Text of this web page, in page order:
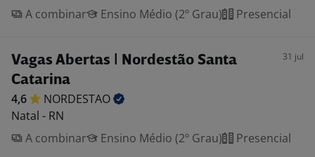
A combinar
Ensino Médio (2º Grau) Presencial
Vagas Abertas | Nordestão Santa
Catarina
31 jul
4,6
NORDESTAO
Natal - RN
A combinar
Ensino Médio (2º Grau) Presencial